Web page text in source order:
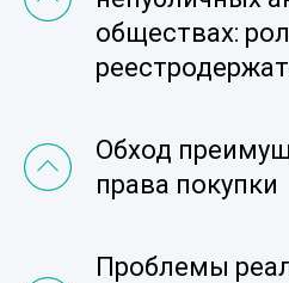
обществах:
Обход
права покупки
Проблемы